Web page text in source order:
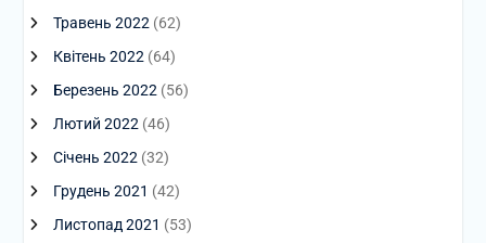
Травень 2022 (62)
Квітень 2022 (64)
Березень 2022 (56)
Лютий 2022 (46)
Січень 2022 (32)
Грудень 2021 (42)
Листопад 2021 (53)